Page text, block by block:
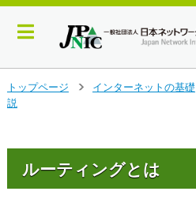
イ
ン
トップページ
インターネットの基礎
説
ルーティングとは